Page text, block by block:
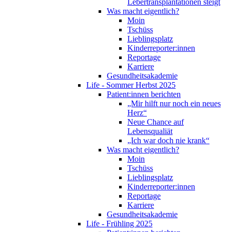
Lebertransplantationen steigt
Was macht eigentlich?
Moin
Tschüss
Lieblingsplatz
Kinderreporter:innen
Reportage
Karriere
Gesundheitsakademie
Life - Sommer Herbst 2025
Patient:innen berichten
„Mir hilft nur noch ein neues
Herz“
Neue Chance auf
Lebensqualiät
„Ich war doch nie krank“
Was macht eigentlich?
Moin
Tschüss
Lieblingsplatz
Kinderreporter:innen
Reportage
Karriere
Gesundheitsakademie
Life - Frühling 2025